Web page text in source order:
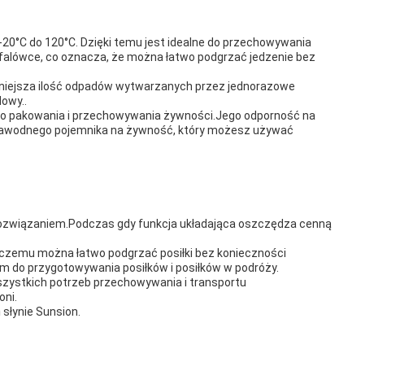
do 120°C. Dzięki temu jest idealne do przechowywania
co oznacza, że można łatwo podgrzać jedzenie bez
ilość odpadów wytwarzanych przez jednorazowe
i przechowywania żywności.Jego odporność na
pojemnika na żywność, który możesz używać
gdy funkcja układająca oszczędza cenną
można łatwo podgrzać posiłki bez konieczności
do przygotowywania posiłków i posiłków w podróży.
potrzeb przechowywania i transportu
Sunsion.